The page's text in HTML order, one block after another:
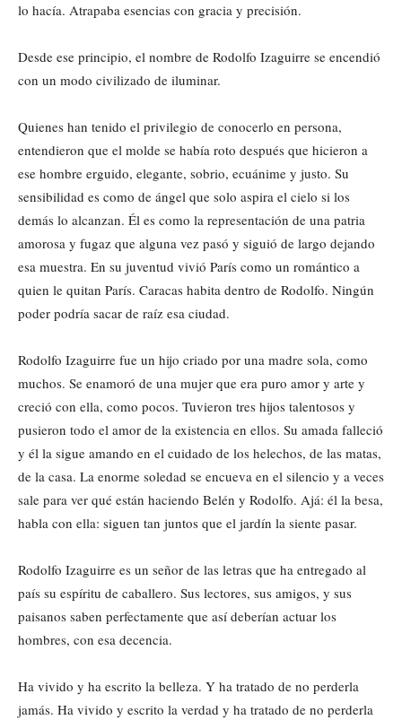
lo hacía. Atrapaba esencias con gracia y precisión.
Desde ese principio, el nombre de Rodolfo Izaguirre se encendió
con un modo civilizado de iluminar.
Quienes han tenido el privilegio de conocerlo en persona,
entendieron que el molde se había roto después que hicieron a
ese hombre erguido, elegante, sobrio, ecuánime y justo. Su
sensibilidad es como de ángel que solo aspira el cielo si los
demás lo alcanzan. Él es como la representación de una patria
amorosa y fugaz que alguna vez pasó y siguió de largo dejando
esa muestra. En su juventud vivió París como un romántico a
quien le quitan París. Caracas habita dentro de Rodolfo. Ningún
poder podría sacar de raíz esa ciudad.
Rodolfo Izaguirre fue un hijo criado por una madre sola, como
muchos. Se enamoró de una mujer que era puro amor y arte y
creció con ella, como pocos. Tuvieron tres hijos talentosos y
pusieron todo el amor de la existencia en ellos. Su amada falleció
y él la sigue amando en el cuidado de los helechos, de las matas,
de la casa. La enorme soledad se encueva en el silencio y a veces
sale para ver qué están haciendo Belén y Rodolfo. Ajá: él la besa,
habla con ella: siguen tan juntos que el jardín la siente pasar.
Rodolfo Izaguirre es un señor de las letras que ha entregado al
país su espíritu de caballero. Sus lectores, sus amigos, y sus
paisanos saben perfectamente que así deberían actuar los
hombres, con esa decencia.
Ha vivido y ha escrito la belleza. Y ha tratado de no perderla
jamás. Ha vivido y escrito la verdad y ha tratado de no perderla